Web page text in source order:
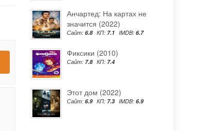
Анчартед: На картах не
значится (2022)
Сайт: 6.8 КП: 7.1 IMDB: 6.7
Фиксики (2010)
Сайт: 7.8 КП: 7.4
Этот дом (2022)
Сайт: 6.9 КП: 7.3 IMDB: 6.9